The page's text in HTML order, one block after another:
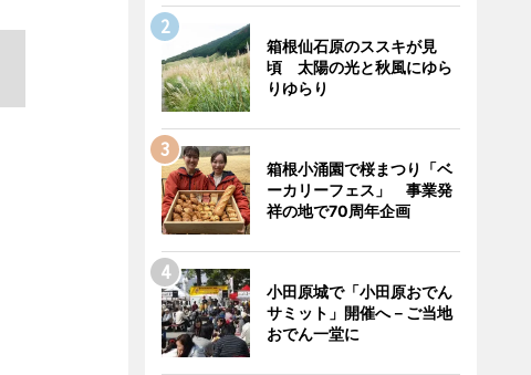
箱根仙石原のススキが見
頃 太陽の光と秋風にゆら
りゆらり
箱根小涌園で桜まつり「ベ
ーカリーフェス」 事業発
祥の地で70周年企画
小田原城で「小田原おでん
サミット」開催へ－ご当地
おでん一堂に